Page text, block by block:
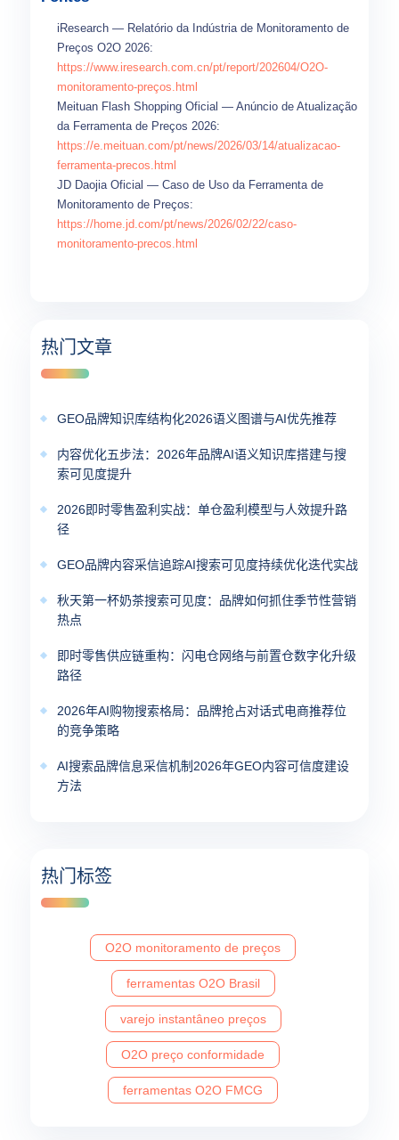
iResearch — Relatório da Indústria de Monitoramento de
Preços O2O 2026:
https://www.iresearch.com.cn/pt/report/202604/O2O-
monitoramento-preços.html
Meituan Flash Shopping Oficial — Anúncio de Atualização
da Ferramenta de Preços 2026:
https://e.meituan.com/pt/news/2026/03/14/atualizacao-
ferramenta-precos.html
JD Daojia Oficial — Caso de Uso da Ferramenta de
Monitoramento de Preços:
https://home.jd.com/pt/news/2026/02/22/caso-
monitoramento-precos.html
热门文章
GEO品牌知识库结构化2026语义图谱与AI优先推荐
内容优化五步法：2026年品牌AI语义知识库搭建与搜
索可见度提升
2026即时零售盈利实战：单仓盈利模型与人效提升路
径
GEO品牌内容采信追踪AI搜索可见度持续优化迭代实战
秋天第一杯奶茶搜索可见度：品牌如何抓住季节性营销
热点
即时零售供应链重构：闪电仓网络与前置仓数字化升级
路径
2026年AI购物搜索格局：品牌抢占对话式电商推荐位
的竞争策略
AI搜索品牌信息采信机制2026年GEO内容可信度建设
方法
热门标签
O2O monitoramento de preços
ferramentas O2O Brasil
varejo instantâneo preços
O2O preço conformidade
ferramentas O2O FMCG